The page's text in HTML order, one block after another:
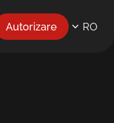
Autorizare RO